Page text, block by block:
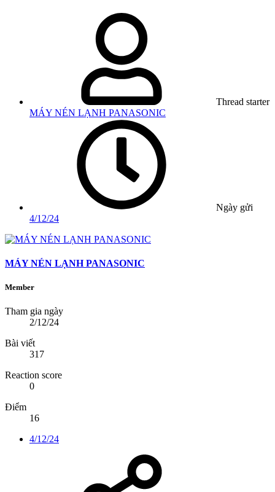
Thread starter
MÁY NÉN LẠNH PANASONIC
Ngày gửi
4/12/24
MÁY NÉN LẠNH PANASONIC
Member
Tham gia ngày
2/12/24
Bài viết
317
Reaction score
0
Điểm
16
4/12/24